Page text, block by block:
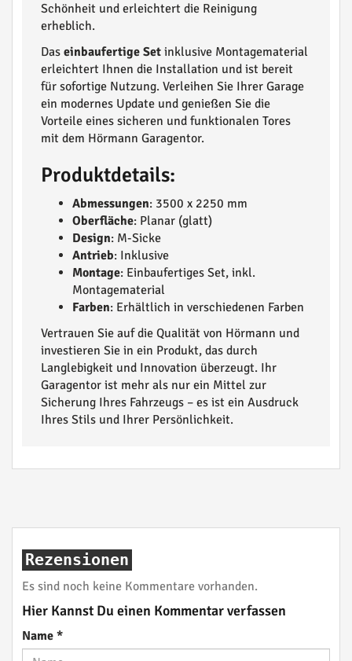
Schönheit und erleichtert die Reinigung
erheblich.
Das einbaufertige Set inklusive Montagematerial
erleichtert Ihnen die Installation und ist bereit
für sofortige Nutzung. Verleihen Sie Ihrer Garage
ein modernes Update und genießen Sie die
Vorteile eines sicheren und funktionalen Tores
mit dem Hörmann Garagentor.
Produktdetails:
Abmessungen: 3500 x 2250 mm
Oberfläche: Planar (glatt)
Design: M-Sicke
Antrieb: Inklusive
Montage: Einbaufertiges Set, inkl.
Montagematerial
Farben: Erhältlich in verschiedenen Farben
Vertrauen Sie auf die Qualität von Hörmann und
investieren Sie in ein Produkt, das durch
Langlebigkeit und Innovation überzeugt. Ihr
Garagentor ist mehr als nur ein Mittel zur
Sicherung Ihres Fahrzeugs – es ist ein Ausdruck
Ihres Stils und Ihrer Persönlichkeit.
Rezensionen
Es sind noch keine Kommentare vorhanden.
Hier Kannst Du einen Kommentar verfassen
Name *